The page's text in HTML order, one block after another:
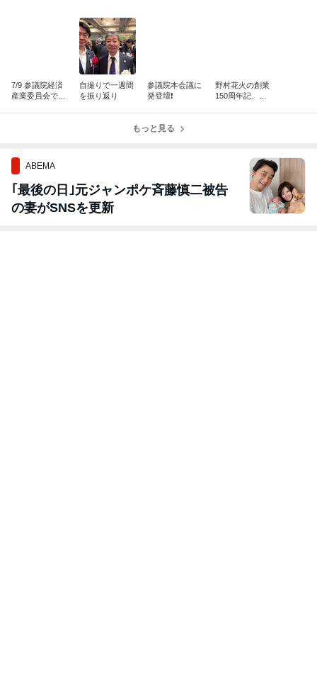
7/9 参議院経済
産業委員会で、
自撮りで一週間
を振り返り
参議院本会議に
発登壇❗️
野村花火の創業
150周年記、内
もっと見る
ABEMA
｢最後の日｣元ジャンポケ斉藤慎二被告
の妻がSNSを更新